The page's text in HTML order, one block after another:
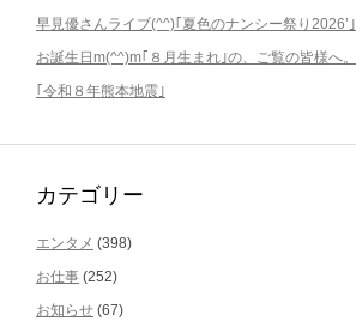
早見優さんライブ(^^)｢夏色のナンシー祭り2026’｣
お誕生日m(^^)m｢８月生まれ｣の、ご覧の皆様へ。
｢令和８年熊本地震｣
カテゴリー
エンタメ (398)
お仕事 (252)
お知らせ (67)